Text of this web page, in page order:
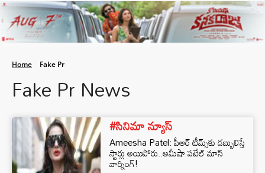
Home Fake Pr
Fake Pr News
#సినిమా న్యూస్
Ameesha Patel: పీఆర్ టీమ్స్‌కు డబ్బులిస్తే
స్టార్లు అయిపోరు..అమీషా పటేల్ మాస్
వార్నింగ్!